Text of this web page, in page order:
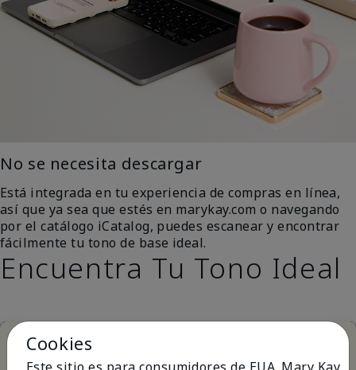
No se necesita descargar
Está integrada en tu experiencia de compras en línea,
así que ya sea que estés en marykay.com o navegando
por el catálogo iCatalog, puedes escanear y encontrar
fácilmente tu tono de base ideal.
Encuentra Tu Tono Ideal
Cookies